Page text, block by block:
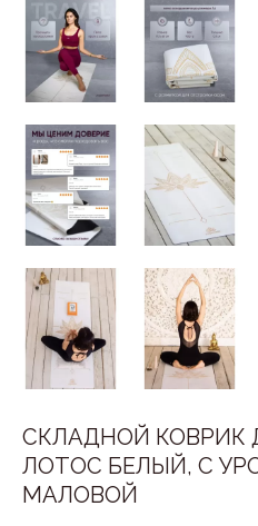
СКЛАДНОЙ КОВРИК
ЛОТОС БЕЛЫЙ, С
МАЛОВОЙ